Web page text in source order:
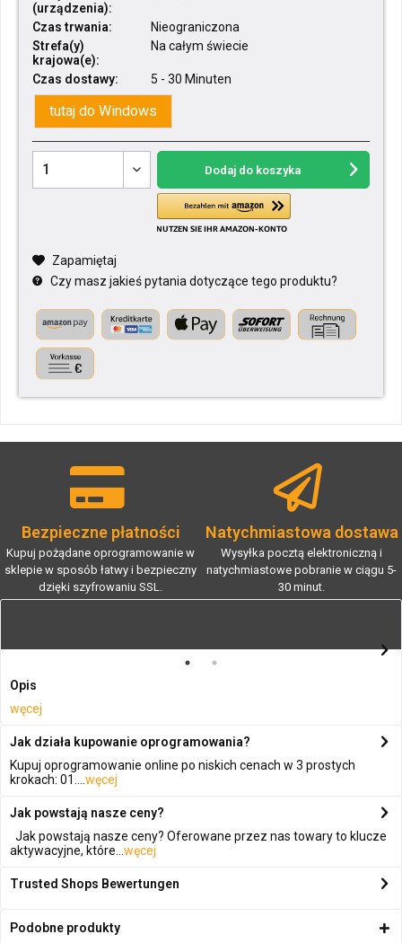
(urządzenia):
Czas trwania:
Nieograniczona
Strefa(y)
krajowa(e):
Na całym świecie
Czas dostawy: 5 - 30 Minuten
tutaj do Windows
Dodaj do koszyka
Zapamiętaj
Czy masz jakieś pytania dotyczące tego produktu?
Bezpieczne płatności
Kupuj pożądane oprogramowanie w
sklepie w sposób łatwy i bezpieczny
dzięki szyfrowaniu SSL.
Natychmiastowa dostawa
Wysyłka pocztą elektroniczną i
natychmiastowe pobranie w ciągu 5-
30 minut.
Opis
węcej
Jak działa kupowanie oprogramowania?
Kupuj oprogramowanie online po niskich cenach w 3 prostych
krokach: 01.... węcej
Jak powstają nasze ceny?
Jak powstają nasze ceny? Oferowane przez nas towary to klucze
aktywacyjne, które... węcej
Trusted Shops Bewertungen
Podobne produkty